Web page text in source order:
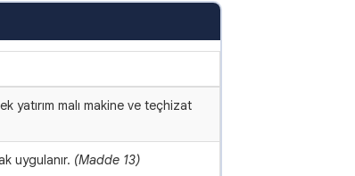
yatırım malı makine ve teçhizat
uygulanır. (Madde 13)